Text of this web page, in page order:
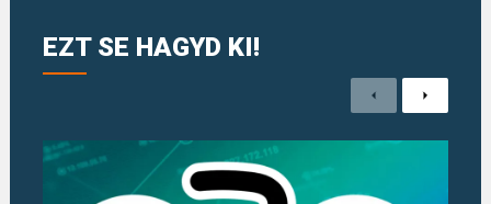
EZT SE HAGYD KI!
PreviousNext